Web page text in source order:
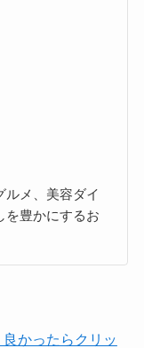
ルメ、美容ダイ
を豊かにするお
かったらクリッ